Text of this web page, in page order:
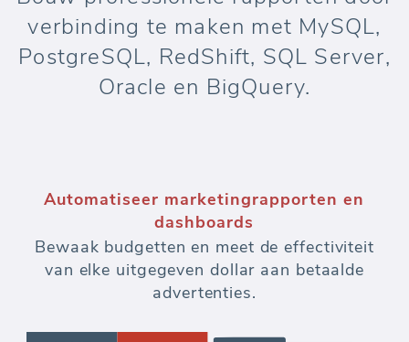
verbinding te maken met MySQL,
PostgreSQL, RedShift, SQL Server,
Oracle en BigQuery.
Automatiseer marketingrapporten en
dashboards
Bewaak budgetten en meet de effectiviteit
van elke uitgegeven dollar aan betaalde
advertenties.